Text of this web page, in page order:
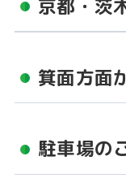
京都・茨
箕面方面
駐車場の